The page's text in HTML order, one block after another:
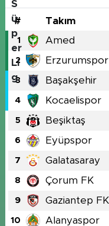
# Takım
1 Amed
2
3 Başakşehir
4 Kocaelispor
5 Beşiktaş
6 Eyüpspor
7 Galatasaray
8 Çorum FK
9 Gaziantep FK
10 Alanyaspor